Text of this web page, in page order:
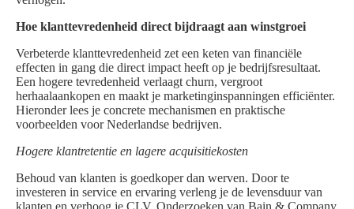
Hoe klanttevredenheid direct bijdraagt aan winstgroei
Verbeterde klanttevredenheid zet een keten van financiële
effecten in gang die direct impact heeft op je bedrijfsresultaat.
Een hogere tevredenheid verlaagt churn, vergroot
herhaalaankopen en maakt je marketinginspanningen efficiënter.
Hieronder lees je concrete mechanismen en praktische
voorbeelden voor Nederlandse bedrijven.
Hogere klantretentie en lagere acquisitiekosten
Behoud van klanten is goedkoper dan werven. Door te
investeren in service en ervaring verleng je de levensduur van